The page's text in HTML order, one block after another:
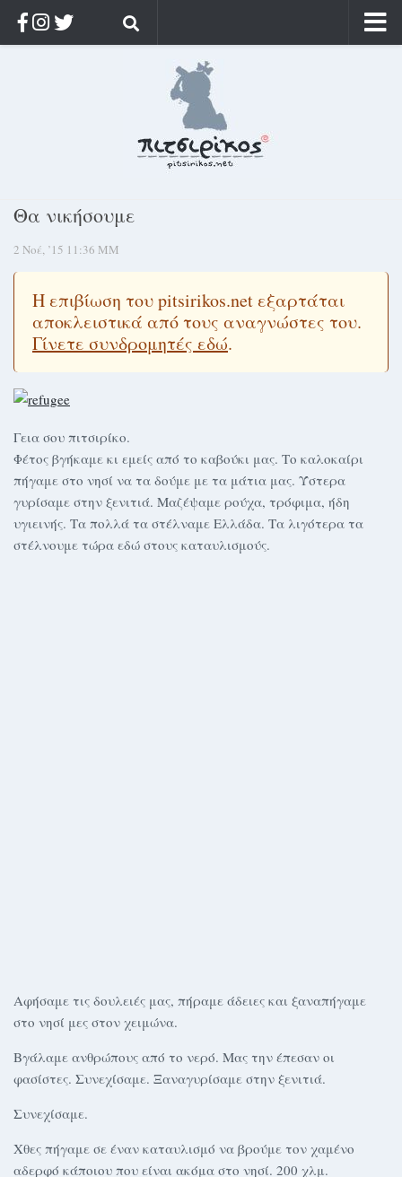
Στοχασμοί & αποφθέγματα
Διαφήμιση
Μόνο για συνδρομητές
Log in
Θα νικήσουμε
2 Νοέ, ’15 11:36 ΜΜ
Η επιβίωση του pitsirikos.net εξαρτάται
αποκλειστικά από τους αναγνώστες του.
Γίνετε συνδρομητές εδώ.
Γεια σου πιτσιρίκο.
Φέτος βγήκαμε κι εμείς από το καβούκι μας. Το καλοκαίρι
πήγαμε στο νησί να τα δούμε με τα μάτια μας. Ύστερα
γυρίσαμε στην ξενιτιά. Μαζέψαμε ρούχα, τρόφιμα, ήδη
υγιεινής. Τα πολλά τα στέλναμε Ελλάδα. Τα λιγότερα τα
στέλνουμε τώρα εδώ στους καταυλισμούς.
Αφήσαμε τις δουλειές μας, πήραμε άδειες και ξαναπήγαμε
στο νησί μες στον χειμώνα.
Βγάλαμε ανθρώπους από το νερό. Μας την έπεσαν οι
φασίστες. Συνεχίσαμε. Ξαναγυρίσαμε στην ξενιτιά.
Συνεχίσαμε.
Χθες πήγαμε σε έναν καταυλισμό να βρούμε τον χαμένο
αδερφό κάποιου που είναι ακόμα στο νησί. 200 χλμ.